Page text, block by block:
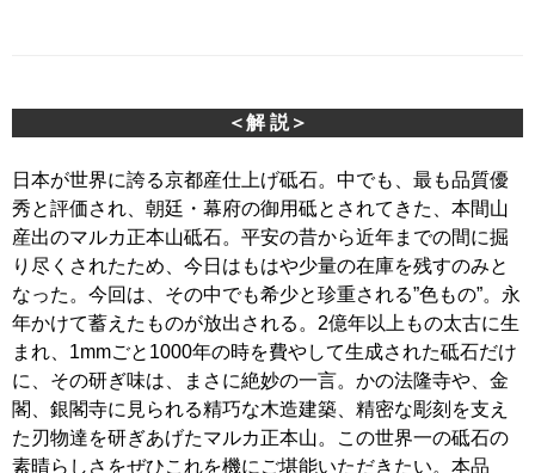
＜解 説＞
日本が世界に誇る京都産仕上げ砥石。中でも、最も品質優
秀と評価され、朝廷・幕府の御用砥とされてきた、本間山
産出のマルカ正本山砥石。平安の昔から近年までの間に掘
り尽くされたため、今日はもはや少量の在庫を残すのみと
なった。今回は、その中でも希少と珍重される”色もの”。永
年かけて蓄えたものが放出される。2億年以上もの太古に生
まれ、1mmごと1000年の時を費やして生成された砥石だけ
に、その研ぎ味は、まさに絶妙の一言。かの法隆寺や、金
閣、銀閣寺に見られる精巧な木造建築、精密な彫刻を支え
た刃物達を研ぎあげたマルカ正本山。この世界一の砥石の
素晴らしさをぜひこれを機にご堪能いただきたい。本品